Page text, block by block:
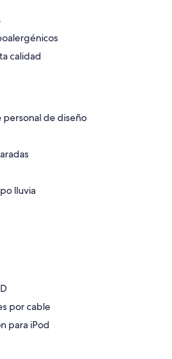
calidad
de diseño
lluvia
por cable
para iPod